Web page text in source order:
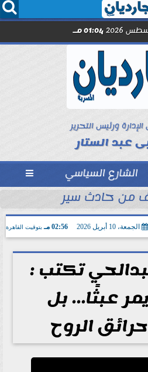
 
01:04 مـ
ورئيس التحرير
عبد الستار
الشارع السياسي 
من حادث سير
الجمعة، 10 أبريل 2026 02:56 مـ بتوقيت القاهرة
تكتب :
عبثًا… بل
الروح